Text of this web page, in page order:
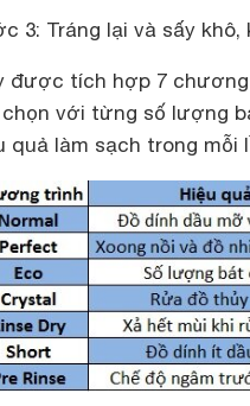
3: Tráng lại và sấy khô,
được tích hợp 7
với từng số lượng
quả làm sạch trong mỗi